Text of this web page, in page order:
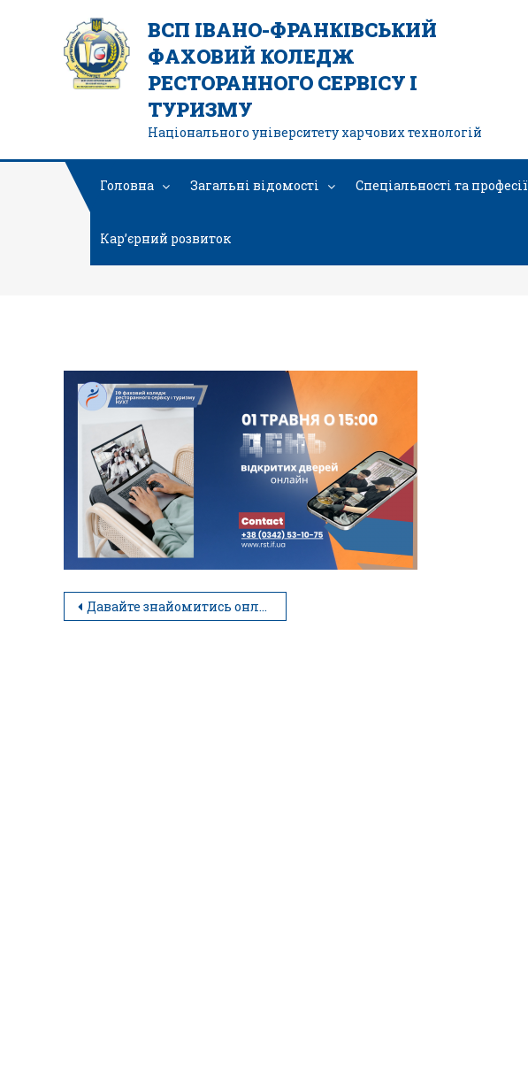
ВСП ІВАНО-ФРАНКІВСЬКИЙ
ФАХОВИЙ КОЛЕДЖ
РЕСТОРАННОГО СЕРВІСУ І
ТУРИЗМУ
Національного університету харчових технологій
Головна Загальні відомості Спеціальності та професії
Кар’єрний розвиток
Давайте знайомитись онлайн!